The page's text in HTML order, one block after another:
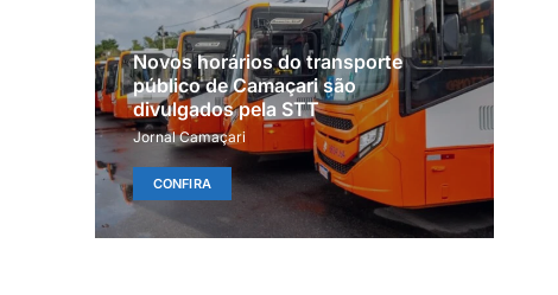
Novos horários do transporte
público de Camaçari são
divulgados pela STT
Jornal Camaçari
CONFIRA